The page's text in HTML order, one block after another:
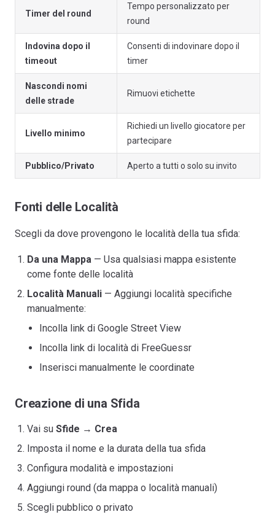
Timer del round
Tempo personalizzato per
round
Indovina dopo il
timeout
Consenti di indovinare dopo il
timer
Nascondi nomi
delle strade
Rimuovi etichette
Livello minimo
Richiedi un livello giocatore per
partecipare
Pubblico/Privato Aperto a tutti o solo su invito
Fonti delle Località
Scegli da dove provengono le località della tua sfida:
Da una Mappa — Usa qualsiasi mappa esistente
come fonte delle località
Località Manuali — Aggiungi località specifiche
manualmente:
Incolla link di Google Street View
Incolla link di località di FreeGuessr
Inserisci manualmente le coordinate
Creazione di una Sfida
Vai su Sfide → Crea
Imposta il nome e la durata della tua sfida
Configura modalità e impostazioni
Aggiungi round (da mappa o località manuali)
Scegli pubblico o privato